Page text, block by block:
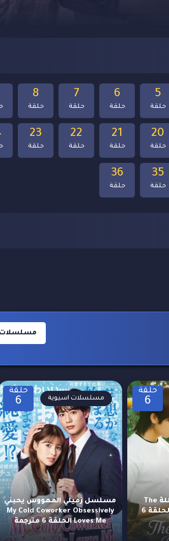
36
حلقة
35
حلقة
23
حلقة
22
حلقة
21
حلقة
20
حلقة
8
حلقة
7
حلقة
6
حلقة
5
حلقة
مسلسلات
حلقة
6
مسلسل مبدأ العطلة The
Vacation Principle الحلقة 6
حلقة
6
مسلسل زميلي المهووس يحبني
My Cold Coworker Obsessively
Loves Me الحلقة 6 مترجمة
مسلسلات اسيوية